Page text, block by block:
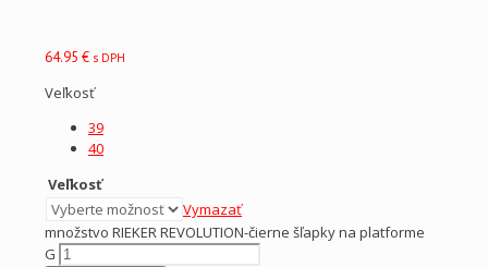
64.95 € s DPH
Veľkosť
39
40
Veľkosť
Vymazať
množstvo RIEKER REVOLUTION-čierne šľapky na platforme
G